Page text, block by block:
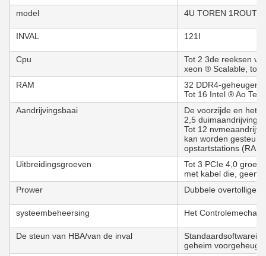
model 4U TOREN 1ROUTE
INVAL 121I
Cpu
Tot 2 3de reeksen
xeon ® Scalable, tot
RAM
32 DDR4-
Tot 16 Intel ® Ao
Aandrijvingsbaai
De voorzijde en het
2,5 duimaandrijving,
Tot 12
kan worden
opstartstations (RAID
Uitbreidingsgroeven
Tot 3 PCIe 4,0
met kabel die, geen
Prower
Dubbele overtollige
systeembeheersing Het
De steun van HBA/van de inval
geheim